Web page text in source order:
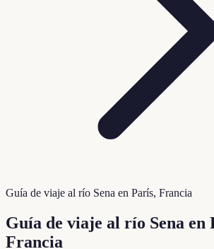
Guía de viaje al río Sena en París, Francia
Guía de viaje al río Sena en
Francia